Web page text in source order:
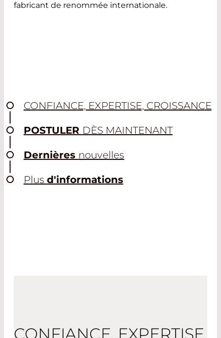
fabricant de renommée internationale.
CONFIANCE, EXPERTISE, CROISSANCE
POSTULER DÈS MAINTENANT
Dernières nouvelles
Plus d'informations
CONFIANCE, EXPERTISE,